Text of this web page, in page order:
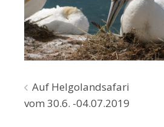
Auf Helgolandsafari
vom 30.6. -04.07.2019